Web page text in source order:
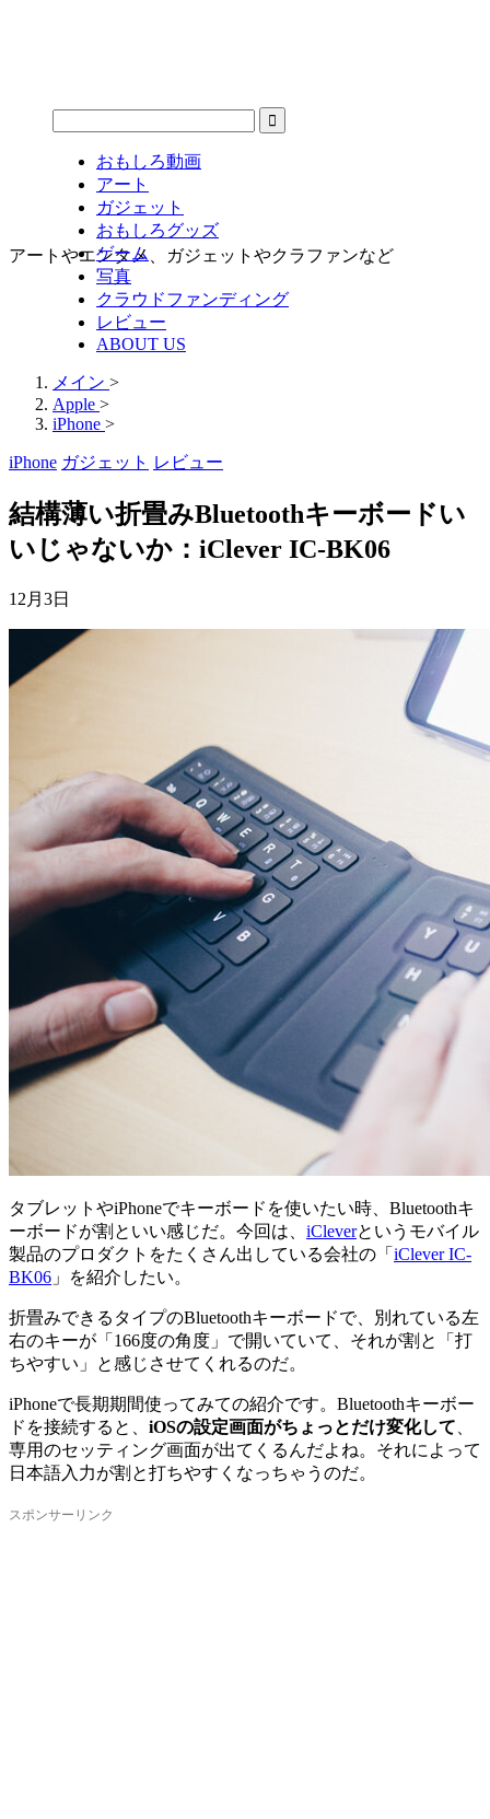
アートやエンタメ、ガジェットやクラファンなど
おもしろ動画
アート
ガジェット
おもしろグッズ
ゲーム
写真
クラウドファンディング
レビュー
ABOUT US
メイン >
Apple >
iPhone >
iPhone ガジェット レビュー
結構薄い折畳みBluetoothキーボードい
いじゃないか：iClever IC-BK06
12月3日
タブレットやiPhoneでキーボードを使いたい時、Bluetoothキ
ーボードが割といい感じだ。今回は、 iCleverというモバイル
製品のプロダクトをたくさん出している会社の「 iClever IC-
BK06 」を紹介したい。
折畳みできるタイプのBluetoothキーボードで、別れている左
右のキーが「166度の角度」で開いていて、それが割と「打
ちやすい」と感じさせてくれるのだ。
iPhoneで長期期間使ってみての紹介です。Bluetoothキーボー
ドを接続すると、 iOSの設定画面がちょっとだけ変化して
専用のセッティング画面が出てくるんだよね。それによって
日本語入力が割と打ちやすくなっちゃうのだ。